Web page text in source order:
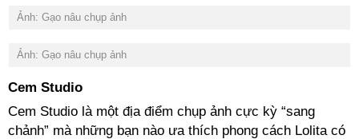
Ảnh: Gạo nâu chụp ảnh
Ảnh: Gạo nâu chụp ảnh
Cem Studio
Cem Studio là một địa điểm chụp ảnh cực kỳ “sang
chảnh” mà những bạn nào ưa thích phong cách Lolita có